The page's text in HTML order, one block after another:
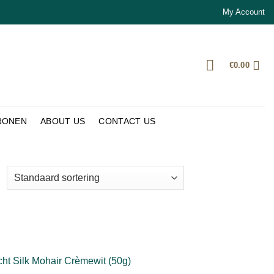
My Account
€0.00
ABOUT US CONTACT US